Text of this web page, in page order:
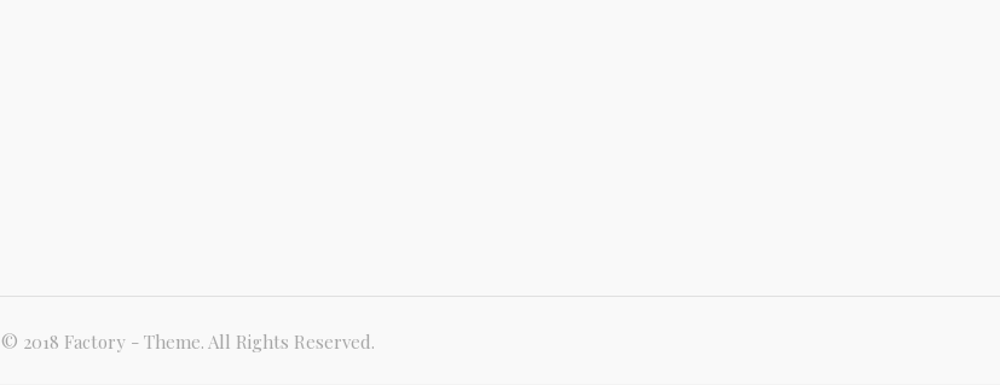
© 2018 Factory - Theme. All Rights Reserved.